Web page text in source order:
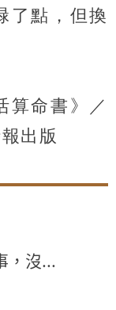
了點，但換
算命書》／
出版
，沒...